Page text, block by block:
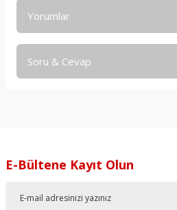
Yorumlar
Soru & Cevap
E-Bültene Kayıt Olun